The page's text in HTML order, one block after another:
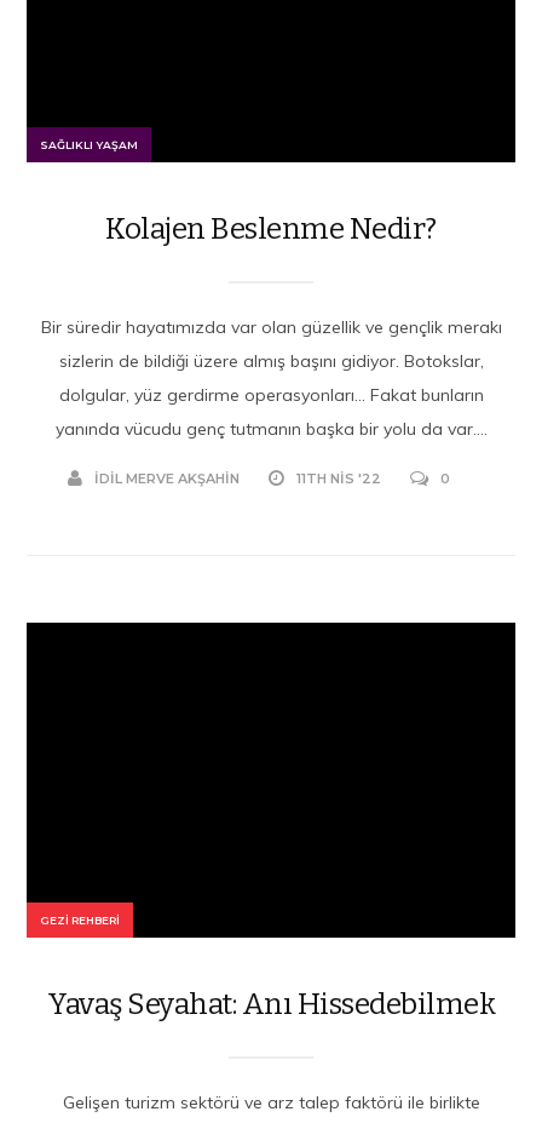
SAĞLIKLI YAŞAM
Kolajen Beslenme Nedir?
Bir süredir hayatımızda var olan güzellik ve gençlik merakı
sizlerin de bildiği üzere almış başını gidiyor. Botokslar,
dolgular, yüz gerdirme operasyonları… Fakat bunların
yanında vücudu genç tutmanın başka bir yolu da var....
İDIL MERVE AKŞAHIN 11TH NIS '22 0
GEZI REHBERI
Yavaş Seyahat: Anı Hissedebilmek
Gelişen turizm sektörü ve arz talep faktörü ile birlikte